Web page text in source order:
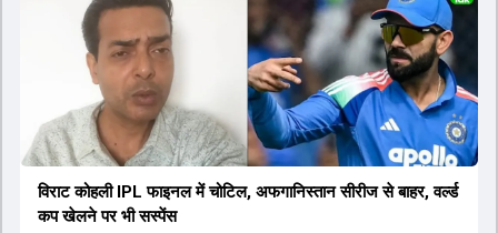
पडिक्कल भी एक शानदार विकल्प हो सकते हैं। टीम मैनेजमेंट स्क्वाड में पहले से
मौजूद ईशान किशन को भी नंबर तीन पर खिलाने का फैसला कर सकती है।
विराट कोहली IPL फाइनल में चोटिल, अफगानिस्तान सीरीज से बाहर, वर्ल्ड
कप खेलने पर भी सस्पेंस